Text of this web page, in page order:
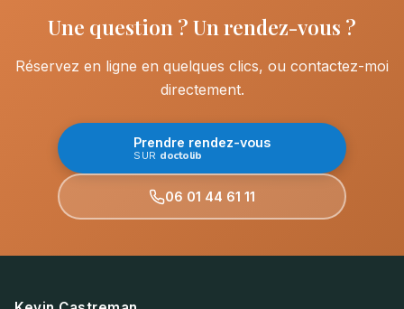
Une question ? Un rendez-vous ?
Réservez en ligne en quelques clics, ou contactez-moi
directement.
Prendre rendez-vous
SUR doctolib
06 01 44 61 11